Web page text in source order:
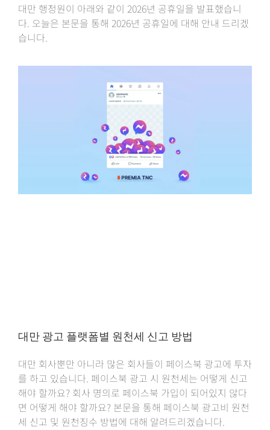
대만 행정원이 아래와 같이 2026년 공휴일을 발표했습니
다. 오늘은 본문을 통해 2026년 공휴일에 대해 안내 드리겠
습니다.
대만 광고 플랫폼별 원천세 신고 방법
대만 회사뿐만 아니라 많은 회사들이 페이스북 광고에 투자
를 하고 있습니다. 페이스북 광고 시 원천세는 어떻게 신고
해야 할까요? 회사 명의로 페이스북 가입이 되어있지 않다
면 어떻게 해야 할까요? 본문을 통해 페이스북 광고비 원천
세 신고 및 원천징수 방법에 대해 알려드리겠습니다.